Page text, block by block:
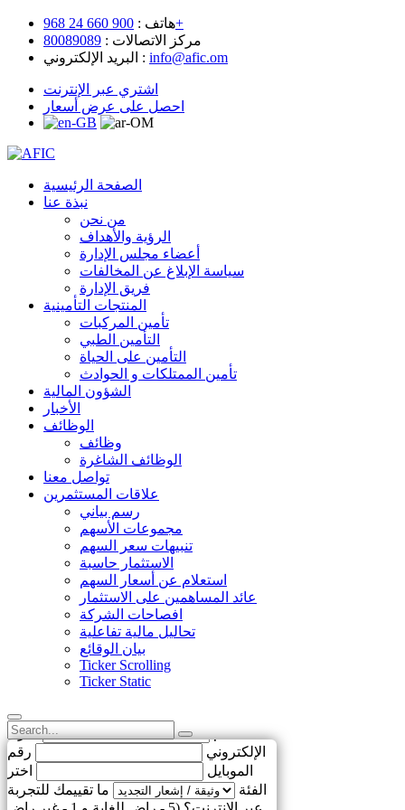
هاتف :900 660 24 968+
مركز الاتصالات : 80089089
البريد الإلكتروني : info@afic.om
اشتري عبر الإنترنت
احصل على عرض أسعار
الصفحة الرئيسية
نبذة عنا
من نحن
الرؤية والأهداف
أعضاء مجلس الإدارة
سياسة الإبلاغ عن المخالفات
فريق الإدارة
المنتجات التأمينية
تأمين المركبات
التأمين الطبي
التأمين على الحياة
تأمين الممتلكات و الحوادث
الشؤون المالية
الأخبار
الوظائف
وظائف
الوظائف الشاغرة
تواصل معنا
علاقات المستثمرين
رسم بياني
مجموعات الأسهم
تنبيهات سعر السهم
الاستثمار حاسبة
استعلام عن أسعار السهم
عائد المساهمين على الاستثمار
افصاحات الشركة
تحاليل مالية تفاعلية
بيان الوقائع
Ticker Scrolling
Ticker Static
ساعدنا لتحسين! الاسم
البريد
الإلكتروني
رقم
الموبايل
اختر
الفئة
ما تقييمك للتجربة